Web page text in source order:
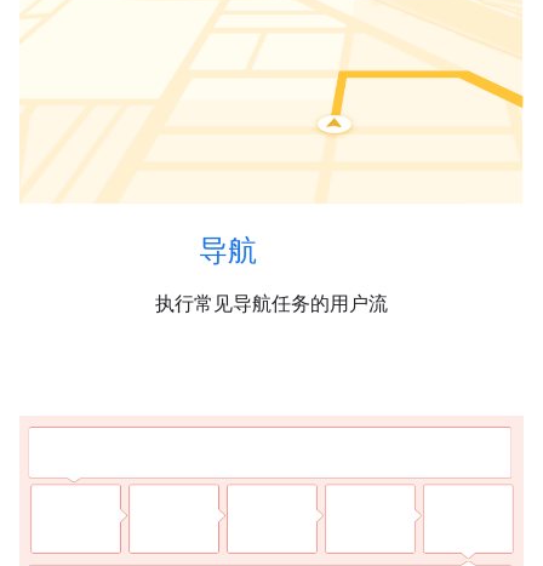
导航
执行常见导航任务的用户流